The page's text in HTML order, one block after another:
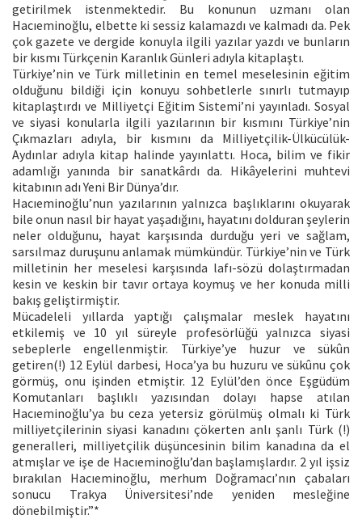
getirilmek istenmektedir. Bu konunun uzmanı olan
Hacıeminoğlu, elbette ki sessiz kalamazdı ve kalmadı da. Pek
çok gazete ve dergide konuyla ilgili yazılar yazdı ve bunların
bir kısmı Türkçenin Karanlık Günleri adıyla kitaplaştı.
Türkiye’nin ve Türk milletinin en temel meselesinin eğitim
olduğunu bildiği için konuyu sohbetlerle sınırlı tutmayıp
kitaplaştırdı ve Milliyetçi Eğitim Sistemi’ni yayınladı. Sosyal
ve siyasi konularla ilgili yazılarının bir kısmını Türkiye’nin
Çıkmazları adıyla, bir kısmını da Milliyetçilik-Ülkücülük-
Aydınlar adıyla kitap halinde yayınlattı. Hoca, bilim ve fikir
adamlığı yanında bir sanatkârdı da. Hikâyelerini muhtevi
kitabının adı Yeni Bir Dünya’dır.
Hacıeminoğlu’nun yazılarının yalnızca başlıklarını okuyarak
bile onun nasıl bir hayat yaşadığını, hayatını dolduran şeylerin
neler olduğunu, hayat karşısında durduğu yeri ve sağlam,
sarsılmaz duruşunu anlamak mümkündür. Türkiye’nin ve Türk
milletinin her meselesi karşısında lafı-sözü dolaştırmadan
kesin ve keskin bir tavır ortaya koymuş ve her konuda milli
bakış geliştirmiştir.
Mücadeleli yıllarda yaptığı çalışmalar meslek hayatını
etkilemiş ve 10 yıl süreyle profesörlüğü yalnızca siyasi
sebeplerle engellenmiştir. Türkiye’ye huzur ve sükûn
getiren(!) 12 Eylül darbesi, Hoca’ya bu huzuru ve sükûnu çok
görmüş, onu işinden etmiştir. 12 Eylül’den önce Eşgüdüm
Komutanları başlıklı yazısından dolayı hapse atılan
Hacıeminoğlu’ya bu ceza yetersiz görülmüş olmalı ki Türk
milliyetçilerinin siyasi kanadını çökerten anlı şanlı Türk (!)
generalleri, milliyetçilik düşüncesinin bilim kanadına da el
atmışlar ve işe de Hacıeminoğlu’dan başlamışlardır. 2 yıl işsiz
bırakılan Hacıeminoğlu, merhum Doğramacı’nın çabaları
sonucu Trakya Üniversitesi’nde yeniden mesleğine
dönebilmiştir.”*